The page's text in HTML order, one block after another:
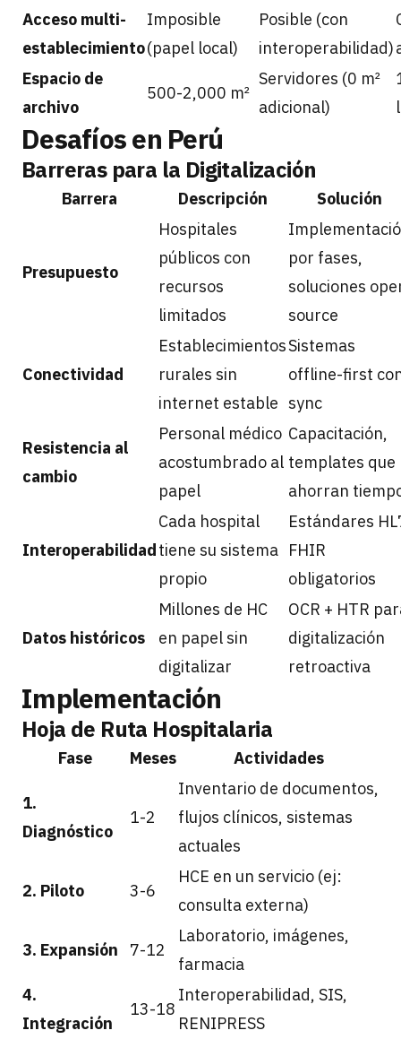
Acceso multi-
establecimiento
Imposible
(papel local)
Posible (con
interoperabilidad)
Espacio de
archivo
500-2,000 m²
Servidores (0 m²
adicional)
Desafíos en Perú
Barreras para la Digitalización
Barrera Descripción Solución
Presupuesto
Hospitales
públicos con
recursos
limitados
por fases,
soluciones
source
Conectividad
Establecimientos
rurales sin
internet estable
Sistemas
offline-first
sync
Resistencia al
cambio
Personal médico
acostumbrado al
papel
Capacitación,
templates que
ahorran
Interoperabilidad
Cada hospital
tiene su sistema
propio
Estándares
FHIR
obligatorios
Datos históricos
Millones de HC
en papel sin
digitalizar
OCR + HTR
digitalización
retroactiva
Implementación
Hoja de Ruta Hospitalaria
Fase Meses Actividades
1.
Diagnóstico
1-2
Inventario de documentos,
flujos clínicos, sistemas
actuales
2. Piloto 3-6
HCE en un servicio (ej:
consulta externa)
3. Expansión 7-12
Laboratorio, imágenes,
farmacia
4.
Integración
13-18
Interoperabilidad, SIS,
RENIPRESS